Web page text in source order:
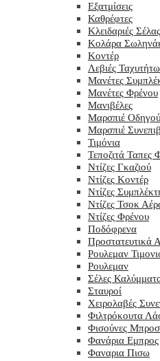
Εξατμίσεις
Καθρέφτες
Κλειδαριές Σέλας
Κολάρα
Κοντέρ
Λεβιές
Μανέτες
Μανέτες Φρένου
Μανιβέλες
Μαρσπιέ
Μαρσπιέ
Τιμόνια
Τεποζιτά Ταπες
Ντίζες Γκαζιού
Ντίζες Κοντέρ
Ντίζες
Ντίζες Τσοκ
Ντίζες Φρένου
Ποδόφρενα
Προστατευτικά
Ρουλεμαν
Ρουλεμαν
Σέλες
Σταυροί
Χειρολαβές
Φιλτρόκουτα
Φισούνες
Φανάρια Εμπρος
Φαναρια Πισω